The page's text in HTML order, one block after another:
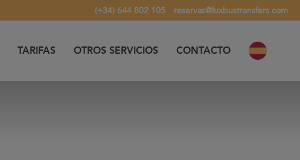
(+34) 644 802 105 reservas@luxbustransfers.com
TARIFAS OTROS SERVICIOS CONTACTO